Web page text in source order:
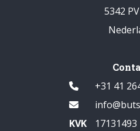
5342
+31 41
KVK
17131493